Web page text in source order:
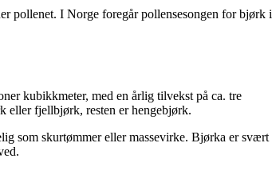
pollenet. I Norge foregår pollensesongen for bjørk i
kubikkmeter, med en årlig tilvekst på ca. tre
eller fjellbjørk, resten er hengebjørk.
som skurtømmer eller massevirke. Bjørka er svært